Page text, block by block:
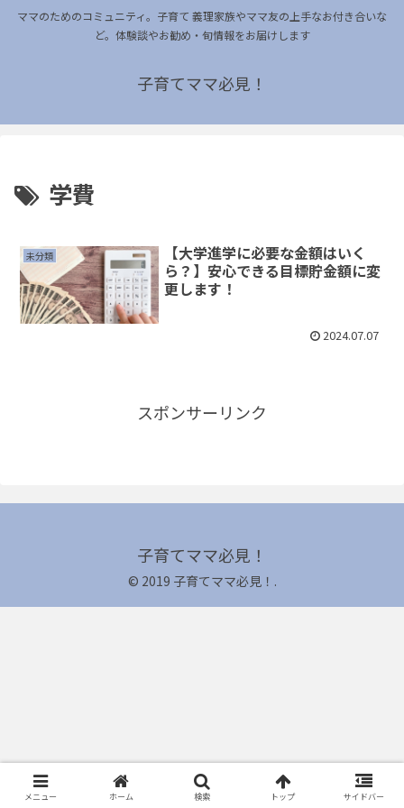
ママのためのコミュニティ。子育て 義理家族やママ友の上手なお付き合いな
ど。体験談やお勧め・旬情報をお届けします
子育てママ必見！
学費
未分類
【大学進学に必要な金額はいく
ら？】安心できる目標貯金額に変
更します！
2024.07.07
スポンサーリンク
子育てママ必見！
© 2019 子育てママ必見！.
メニュー ホーム 検索 トップ サイドバー